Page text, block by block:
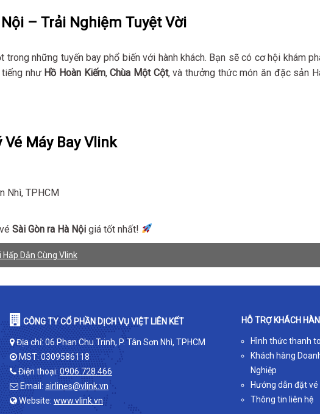
Nội – Trải Nghiệm Tuyệt Vời
trong những tuyến bay phổ biến với hành khách. Bạn sẽ có cơ hội khám
như Hồ Hoàn Kiếm,Chùa Một Cột, và thưởng thức món ăn đặc sản
Máy Bay Vlink
Nhì, TPHCM
véSài Gòn ra Hà Nội giá tốt nhất!
Dẫn Cùng Vlink
CÔNG TY CỔ PHẦN DỊCH VỤ VIỆT LIÊN KẾT
Địa chỉ: 06 Phan Chu Trinh, P. Tân Sơn Nhì, TPHCM
MST: 0309586118
Điện thoại: 0906.728.466
Email: airlines@vlink.vn
Website: www.vlink.vn
HỖ TRỢ KHÁCH
Hình thức thanh
Khách hàng
Nghiệp
Hướng dẫn đặt vé
Thông tin liên hệ